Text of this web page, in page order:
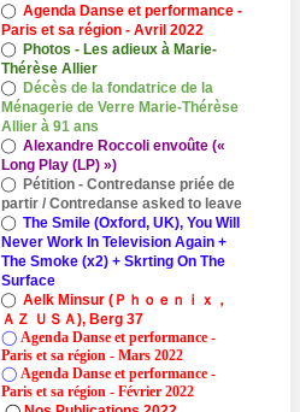
◯ Agenda Danse et performance -
Paris et sa région - Avril 2022
◯ Photos - Les adieux à Marie-
Thérèse Allier
◯ Décès de la fondatrice de la
Ménagerie de Verre Marie-Thérèse
Allier à 91 ans
◯ Alexandre Roccoli envoûte («
Long Play (LP) »)
◯ Pétition - Contredanse priée de
partir / Contredanse asked to leave
◯ The Smile (Oxford, UK), You Will
Never Work In Television Again +
The Smoke (x2) + Skrting On The
Surface
◯ Aelk Minsur (Ｐｈｏｅｎｉｘ，
ＡＺ ＵＳＡ), Berg 37
◯ Agenda Danse et performance -
Paris et sa région - Mars 2022
◯ Agenda Danse et performance -
Paris et sa région - Février 2022